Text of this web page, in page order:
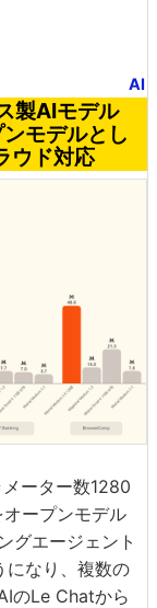
AI
製AIモデル
モデルとし
ウド対応
ーター数1280
オープンモデル
グエージェント
なり、複数の
のLe Chatから